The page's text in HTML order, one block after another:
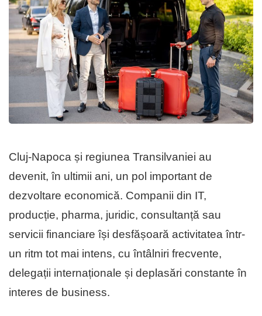
Cluj-Napoca și regiunea Transilvaniei au
devenit, în ultimii ani, un pol important de
dezvoltare economică. Companii din IT,
producție, pharma, juridic, consultanță sau
servicii financiare își desfășoară activitatea într-
un ritm tot mai intens, cu întâlniri frecvente,
delegații internaționale și deplasări constante în
interes de business.